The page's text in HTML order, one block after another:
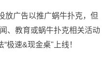
放广告以推广蜗牛扑克，但
、教育或蜗牛扑克相关活动
极速&现金桌"上线！